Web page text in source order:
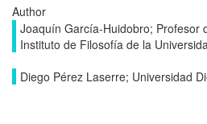
Author
Joaquín García-Huidobro; Profesor
Instituto de Filosofía de la
Diego Pérez Laserre; Universidad